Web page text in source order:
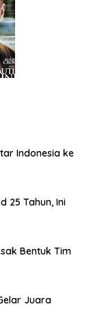
Indonesia ke
25 Tahun, Ini
Bentuk Tim
Juara